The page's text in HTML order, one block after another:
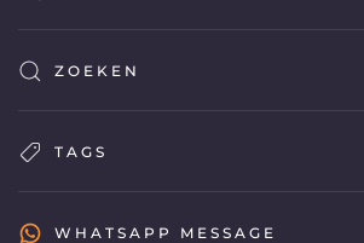
ZOEKEN
TAGS
WHATSAPP MESSAGE